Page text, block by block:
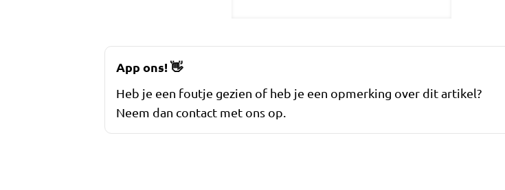
App ons!👋
Heb je een foutje gezien of heb je een opmerking over dit artikel?
Neem dan contact met ons op.